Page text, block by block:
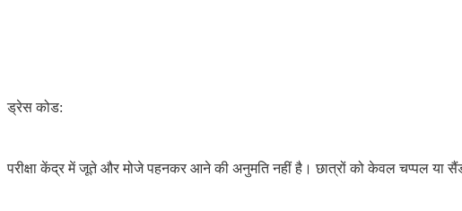
ड्रेस कोड:
परीक्षा केंद्र में जूते और मोजे पहनकर आने की अनुमति नहीं है। छात्रों को केवल चप्पल या